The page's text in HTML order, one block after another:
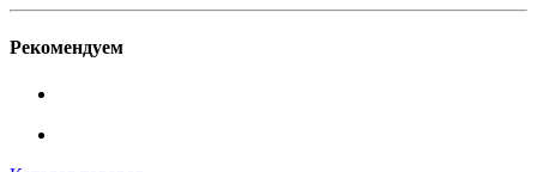
Рекомендуем